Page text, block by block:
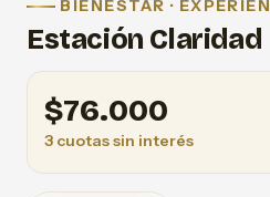
BIENESTAR ·
Estación Claridad
$76.000
3 cuotas sin interés